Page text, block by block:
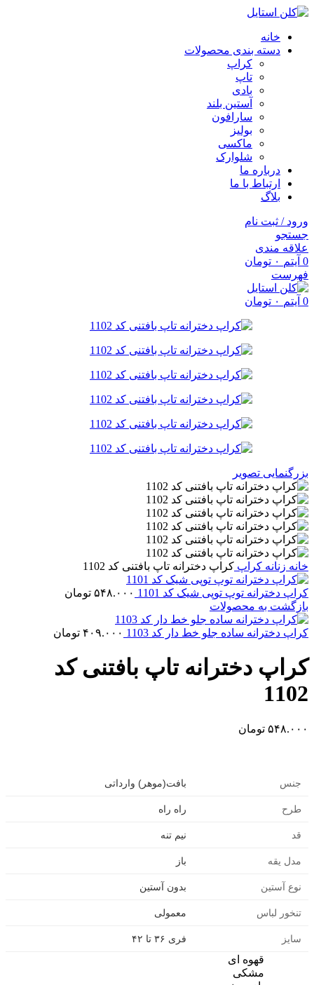
خانه
دسته بندی محصولات
کراپ
تاپ
بادی
آستین بلند
سارافون
بولیز
ماکسی
شلوارک
درباره ما
ارتباط با ما
بلاگ
ورود / ثبت نام
جستجو
علاقه مندی
0 آیتم ۰ تومان
فهرست
0 آیتم ۰ تومان
بزرگنمایی تصویر
خانه زنانه کراپ کراپ دخترانه تاپ بافتنی کد 1102
کراپ دخترانه توپ توپی شیک کد 1101 ۵۴۸.۰۰۰ تومان
بازگشت به محصولات
کراپ دخترانه ساده جلو خط دار کد 1103 ۴۰۹.۰۰۰ تومان
کراپ دخترانه تاپ بافتنی کد
1102
۵۴۸.۰۰۰ تومان
جنس بافت(موهر) وارداتی
طرح راه راه
قد نیم تنه
مدل یقه باز
نوع آستین بدون آستین
تنخور لباس معمولی
سایز فری ۳۶ تا ۴۲
قهوه ای
مشکی